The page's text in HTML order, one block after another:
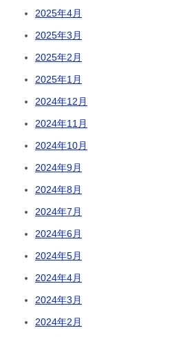
2025年4月
2025年3月
2025年2月
2025年1月
2024年12月
2024年11月
2024年10月
2024年9月
2024年8月
2024年7月
2024年6月
2024年5月
2024年4月
2024年3月
2024年2月